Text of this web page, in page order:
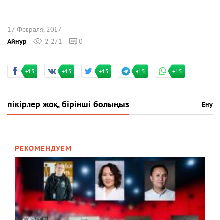
17 Февраля, 2017
Айнур
2 271 0
+15 +15 +15 +15 +15
пікірлер жоқ, бірінші болыңыз Ену
РЕКОМЕНДУЕМ